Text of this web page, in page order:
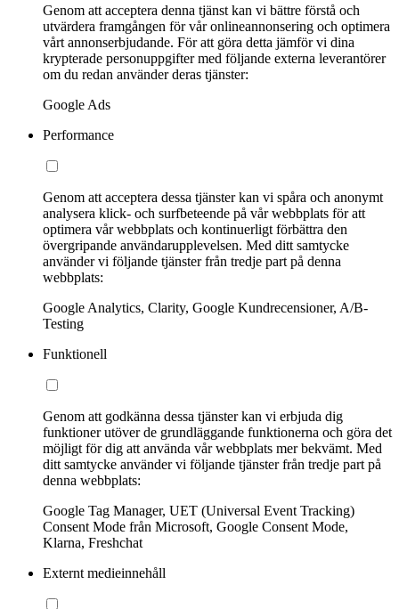
Genom att acceptera denna tjänst kan vi bättre förstå och
utvärdera framgången för vår onlineannonsering och optimera
vårt annonserbjudande. För att göra detta jämför vi dina
krypterade personuppgifter med följande externa leverantörer
om du redan använder deras tjänster:
Google Ads
Performance
Genom att acceptera dessa tjänster kan vi spåra och anonymt
analysera klick- och surfbeteende på vår webbplats för att
optimera vår webbplats och kontinuerligt förbättra den
övergripande användarupplevelsen. Med ditt samtycke
använder vi följande tjänster från tredje part på denna
webbplats:
Google Analytics, Clarity, Google Kundrecensioner, A/B-
Testing
Funktionell
Genom att godkänna dessa tjänster kan vi erbjuda dig
funktioner utöver de grundläggande funktionerna och göra det
möjligt för dig att använda vår webbplats mer bekvämt. Med
ditt samtycke använder vi följande tjänster från tredje part på
denna webbplats:
Google Tag Manager, UET (Universal Event Tracking)
Consent Mode från Microsoft, Google Consent Mode,
Klarna, Freshchat
Externt medieinnehåll